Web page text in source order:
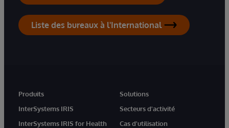
Liste des bureaux à l'International
Produits
InterSystems IRIS
InterSystems IRIS for Health
Solutions
Secteurs d'activité
Cas d'utilisation